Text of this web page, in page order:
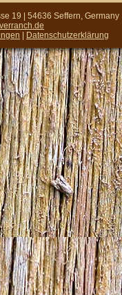
19 | 54636 Seffern, Germany
Datenschutzerklärung